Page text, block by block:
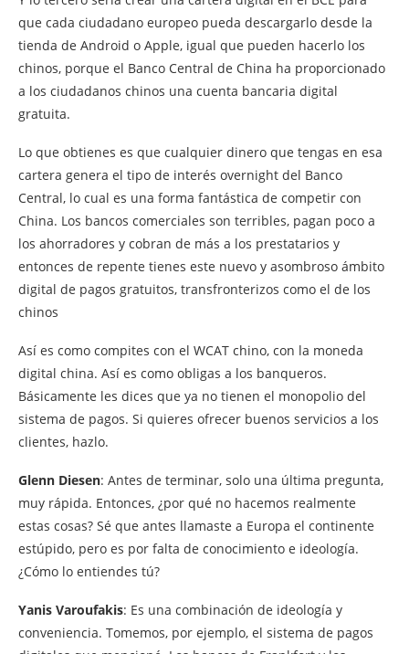
que cada ciudadano europeo pueda descargarlo desde la
tienda de Android o Apple, igual que pueden hacerlo los
chinos, porque el Banco Central de China ha proporcionado
a los ciudadanos chinos una cuenta bancaria digital
gratuita.
Lo que obtienes es que cualquier dinero que tengas en esa
cartera genera el tipo de interés overnight del Banco
Central, lo cual es una forma fantástica de competir con
China. Los bancos comerciales son terribles, pagan poco a
los ahorradores y cobran de más a los prestatarios y
entonces de repente tienes este nuevo y asombroso ámbito
digital de pagos gratuitos, transfronterizos como el de los
chinos
Así es como compites con el WCAT chino, con la moneda
digital china. Así es como obligas a los banqueros.
Básicamente les dices que ya no tienen el monopolio del
sistema de pagos. Si quieres ofrecer buenos servicios a los
clientes, hazlo.
Glenn Diesen: Antes de terminar, solo una última pregunta,
muy rápida. Entonces, ¿por qué no hacemos realmente
estas cosas? Sé que antes llamaste a Europa el continente
estúpido, pero es por falta de conocimiento e ideología.
¿Cómo lo entiendes tú?
Yanis Varoufakis: Es una combinación de ideología y
conveniencia. Tomemos, por ejemplo, el sistema de pagos